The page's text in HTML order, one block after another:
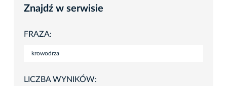
Znajdź w serwisie
FRAZA:
LICZBA WYNIKÓW: